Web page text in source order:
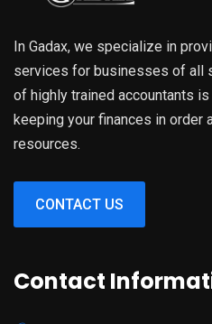
In Gadax, we specialize in
services for businesses of all
of highly trained accountants
keeping your finances in order
resources.
CONTACT US
Contact